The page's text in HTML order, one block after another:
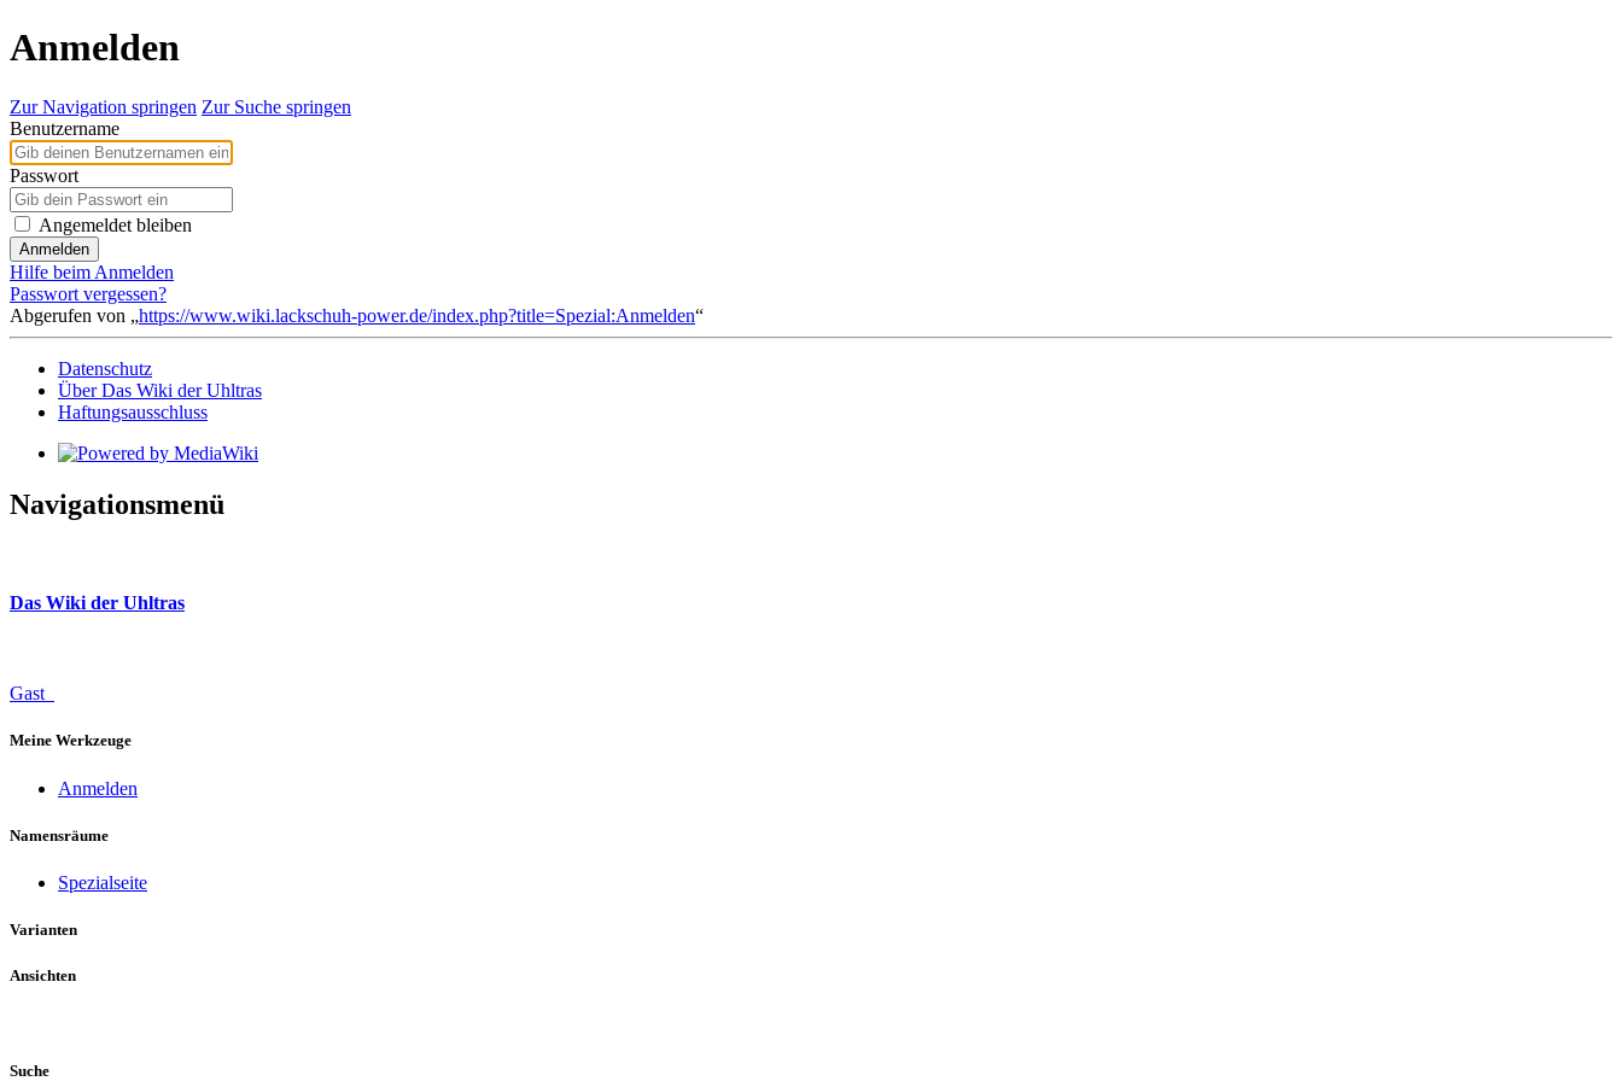
Anmelden
Zur Navigation springen Zur Suche springen
Benutzername
Passwort
Angemeldet bleiben
Anmelden
Hilfe beim Anmelden
Passwort vergessen?
Abgerufen von „https://www.wiki.lackschuh-power.de/index.php?title=Spezial:Anmelden“
Datenschutz
Über Das Wiki der Uhltras
Haftungsausschluss
Navigationsmenü
Das Wiki der Uhltras
Gast
Meine Werkzeuge
Anmelden
Namensräume
Spezialseite
Varianten
Ansichten
Suche